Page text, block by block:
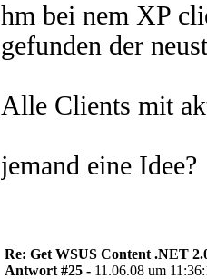
hm bei nem XP
gefunden der
Alle Clients mit
jemand eine Idee?
Re: Get WSUS Content .NET
Antwort #25 - 11.06.08 um